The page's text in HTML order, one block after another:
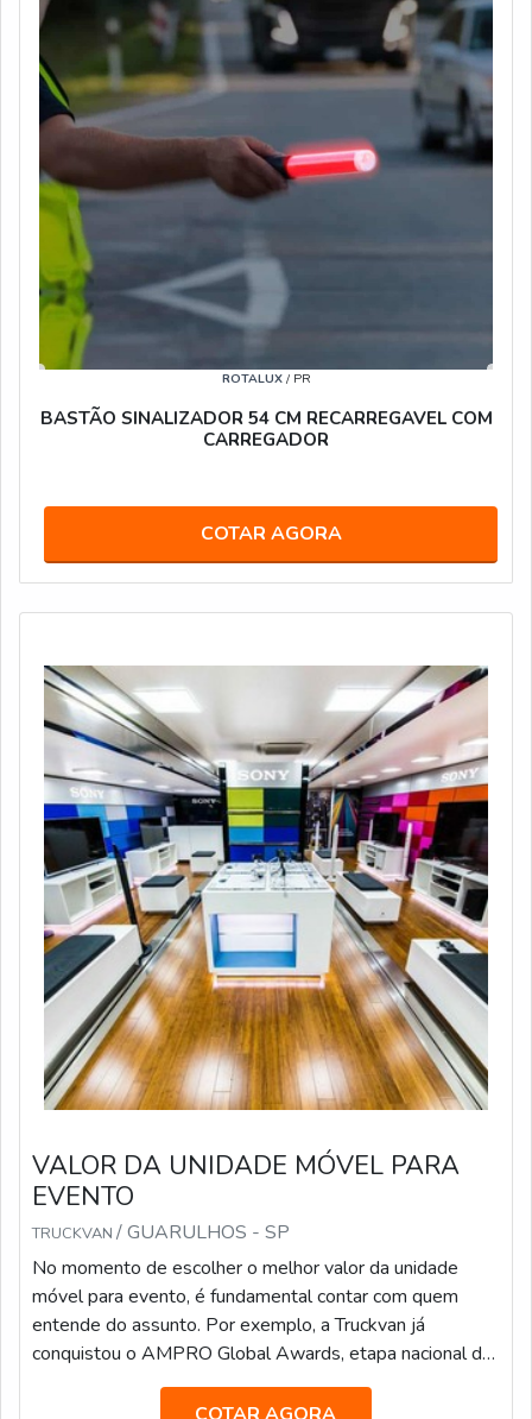
ROTALUX/ PR
BASTÃO SINALIZADOR 54 CM RECARREGAVEL COM
CARREGADOR
COTAR AGORA
VALOR DA UNIDADE MÓVEL PARA
EVENTO
TRUCKVAN / GUARULHOS - SP
No momento de escolher o melhor valor da unidade
móvel para evento, é fundamental contar com quem
entende do assunto. Por exemplo, a Truckvan já
conquistou o AMPRO Global Awards, etapa nacional da
maior premiação de Live Marketing do mundo, na
categoria “Melhor Fornecedora”.A empresa já atendeu